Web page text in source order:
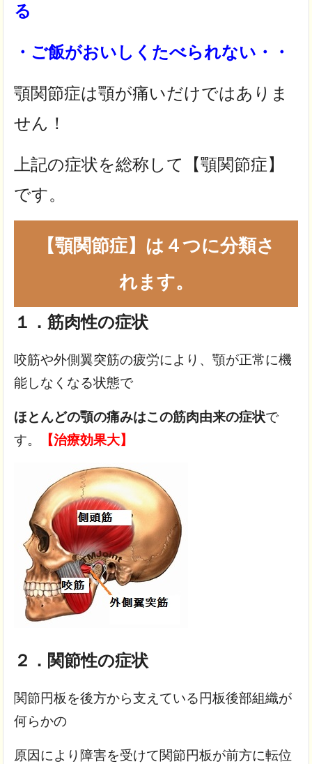
る
・ご飯がおいしくたべられない・・
顎関節症は顎が痛いだけではありま
せん！
上記の症状を総称して【顎関節症】
です。
【顎関節症】は４つに分類さ
れます。
１．筋肉性の症状
咬筋や外側翼突筋の疲労により、顎が正常に機
能しなくなる状態で
ほとんどの顎の痛みはこの筋肉由来の症状で
す。
【治療効果大】
２．関節性の症状
関節円板を後方から支えている円板後部組織が
何らかの
原因により障害を受けて関節円板が前方に転位